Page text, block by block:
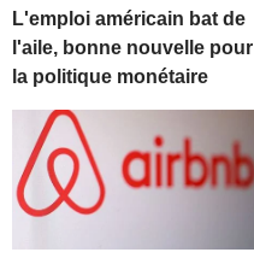
L'emploi américain bat de
l'aile, bonne nouvelle pour
la politique monétaire